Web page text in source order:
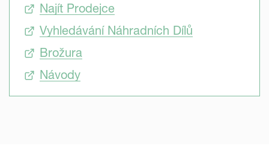
Společnost Kverneland nabízí širokou škálu nástrojů pro
opětovné utužení půdy. Přizpůsobí se jakýmkoli půdním
Najít Prodejce
Vyhledávání Náhradních Dílů
Brožura
Návody